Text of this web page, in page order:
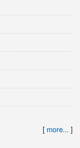
[ more... ]